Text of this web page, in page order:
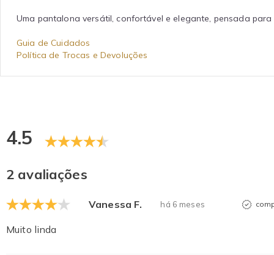
Uma pantalona versátil, confortável e elegante, pensada
Guia de Cuidados
Política de Trocas e Devoluções
4.5
2 avaliações
Vanessa F. há 6 meses
Muito linda